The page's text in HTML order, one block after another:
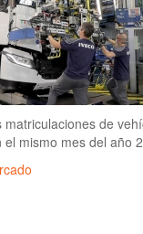
matriculaciones de
mismo mes del año